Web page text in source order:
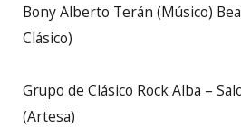
Bony Alberto Terán (Músico)
Clásico)
Grupo de Clásico Rock Alba –
(Artesa)